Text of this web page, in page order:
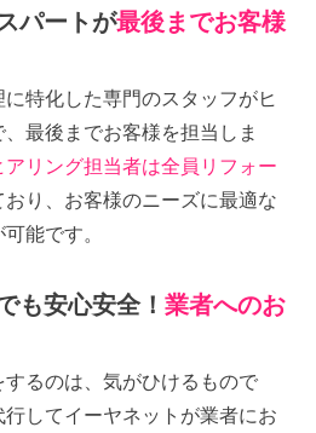
パートが最後までお客様
特化した専門のスタッフがヒ
最後までお客様を担当しま
リング担当者は全員リフォー
おり、お客様のニーズに最適な
能です。
も安心安全！業者へのお
るのは、気がひけるもので
してイーヤネットが業者にお